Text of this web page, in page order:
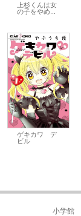
上杉くんは女
の子をやめ...
ゲキカワ デ
ビル
小学館